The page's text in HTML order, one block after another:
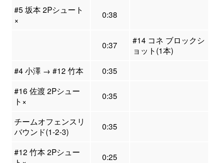
#5 坂本 2Pシュート
×
0:38
0:37
#14 コネ ブロックシ
ョット(1本)
#4 小澤 → #12 竹本
0:35
#16 佐渡 2Pシュー
ト×
0:35
チームオフェンスリ
バウンド(1-2-3)
0:35
#12 竹本 2Pシュー
0:25